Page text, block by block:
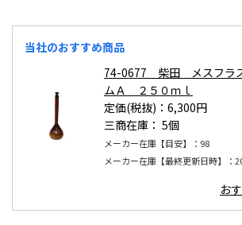
当社のおすすめ商品
74-0677 柴田 メスフ
ムＡ ２５０ｍｌ
定価(税抜)：6,300円
三商在庫： 5個
メーカー在庫【目安】：98
メーカー在庫【最終更新日時】：
お